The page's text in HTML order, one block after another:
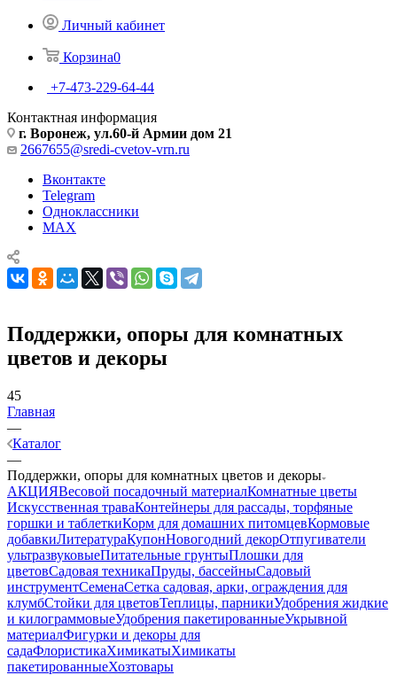
Личный кабинет
Корзина0
+7-473-229-64-44
Контактная информация
г. Воронеж, ул.60-й Армии дом 21
2667655@sredi-cvetov-vrn.ru
Вконтакте
Telegram
Одноклассники
MAX
Поддержки, опоры для комнатных
цветов и декоры
45
Главная
—
Каталог
—
Поддержки, опоры для комнатных цветов и декоры
АКЦИЯВесовой посадочный материалКомнатные цветы
Искусственная траваКонтейнеры для рассады, торфяные
горшки и таблеткиКорм для домашних питомцевКормовые
добавкиЛитератураКупонНовогодний декорОтпугиватели
ультразвуковыеПитательные грунтыПлошки для
цветовСадовая техникаПруды, бассейныСадовый
инструментСеменаСетка садовая, арки, ограждения для
клумбСтойки для цветовТеплицы, парникиУдобрения жидкие
и килограммовыеУдобрения пакетированныеУкрывной
материалФигурки и декоры для
садаФлористикаХимикатыХимикаты
пакетированныеХозтовары